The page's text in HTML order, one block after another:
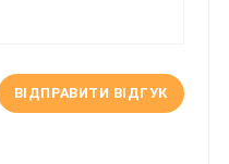
ВІДПРАВИТИ ВІДГУК